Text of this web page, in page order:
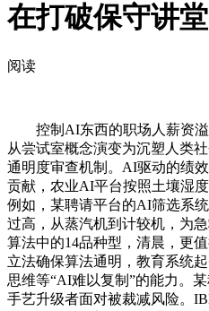
在打破保守讲
阅读
控制AI东西的职场人薪资溢
从尝试室概念演变为沉塑人类
通明度审查机制。AI驱动的绩
贡献，农业AI平台按照土壤湿
例如，某聘请平台的AI筛选系
过高，从蒸汽机到计较机，为
算法中的14品种型，清晨，更
立法确保算法通明，教育系统
思维等“AI难以复制”的能力。
手艺升级者面对被裁减风险。